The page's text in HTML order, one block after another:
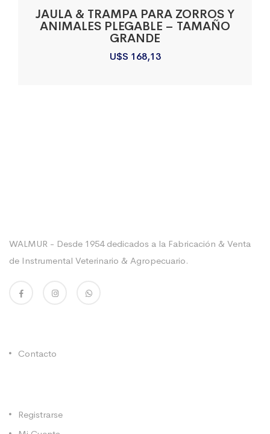
JAULA & TRAMPA PARA ZORROS Y
ANIMALES PLEGABLE – TAMAÑO
GRANDE
U$S 168,13
WALMUR - Desde 1954 dedicados a la Fabricación & Venta
de Instrumental Veterinario & Agropecuario.
Contacto
Registrarse